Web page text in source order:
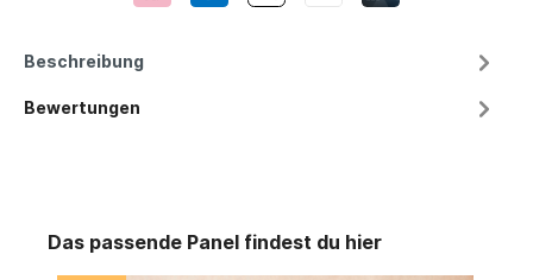
Beschreibung
Bewertungen
Das passende Panel findest du hier